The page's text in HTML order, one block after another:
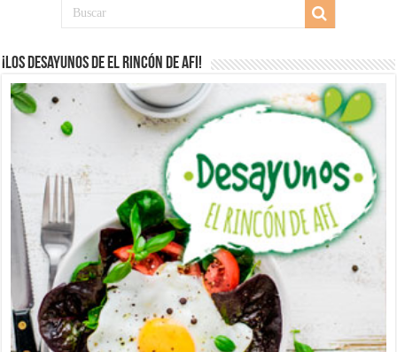
¡Los desayunos de El Rincón de Afi!